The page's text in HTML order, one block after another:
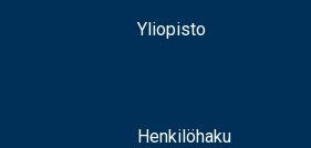
Yliopisto
Henkilöhaku